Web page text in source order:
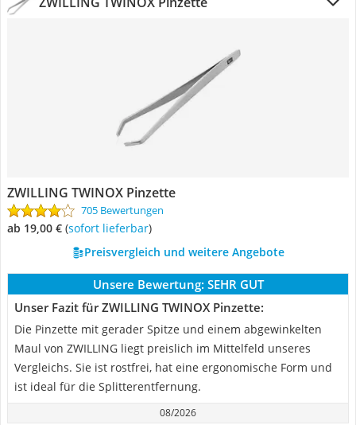
ZWILLING TWINOX Pinzette
705 Bewertungen
ab 19,00 € ( Sofort lieferbar)
Preisvergleich und weitere Angebote
Unsere Bewertung: SEHR GUT
Unser Fazit für ZWILLING TWINOX Pinzette:
Die Pinzette mit gerader Spitze und einem abgewinkelten
Maul von ZWILLING liegt preislich im Mittelfeld unseres
Vergleichs. Sie ist rostfrei, hat eine ergonomische Form und
ist ideal für die Splitterentfernung.
08/2026